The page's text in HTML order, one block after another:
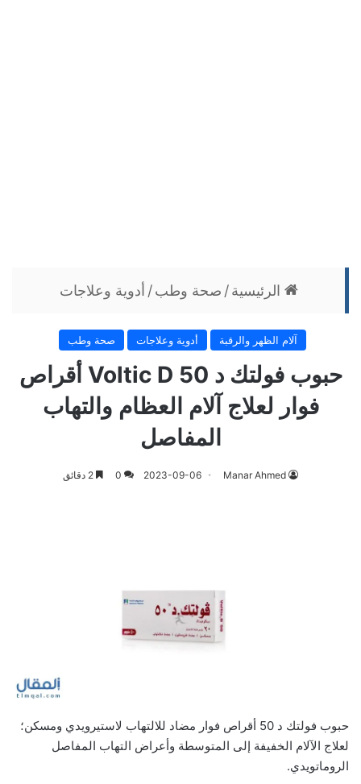
الرئيسية / صحة وطب / أدوية وعلاجات
آلام الظهر والرقبة أدوية وعلاجات صحة وطب
حبوب فولتك د 50 Voltic D أقراص
فوار لعلاج آلام العظام والتهاب
المفاصل
Manar Ahmed
2023-09-06
0
حبوب فولتك د 50 أقراص فوار مضاد للالتهاب لاستيرويدي ومسكن؛
لعلاج الآلام الخفيفة إلى المتوسطة وأعراض التهاب المفاصل
الروماتويدي.